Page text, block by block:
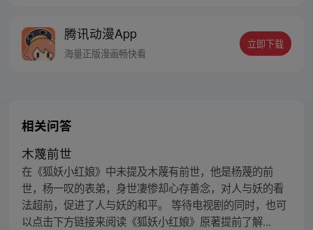
密，张楚岚的生活被彻底颠覆，与冯宝宝一
同踏上“异人”之旅。
腾讯动漫App
海量正版漫画畅快看
立即下载
相关问答
木蔑前世
在《狐妖小红娘》中未提及木蔑有前世，他是杨蔑的前
世，杨一叹的表弟，身世凄惨却心存善念，对人与妖的看
法超前，促进了人与妖的和平。 等待电视剧的同时，也可
以点击下方链接来阅读《狐妖小红娘》原著提前了解...